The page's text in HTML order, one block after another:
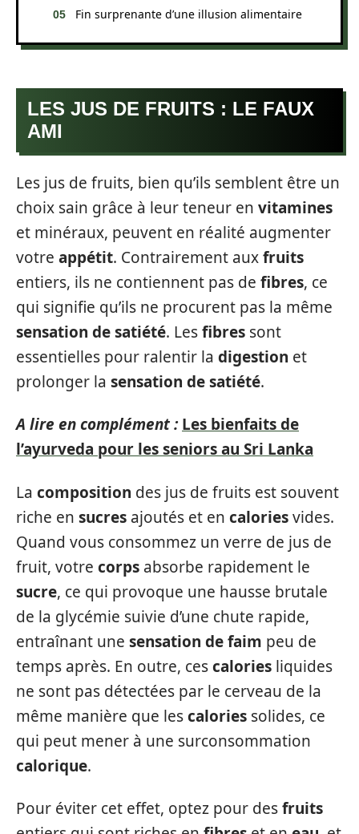
Fin surprenante d’une illusion alimentaire
LES JUS DE FRUITS : LE FAUX
AMI
Les jus de fruits, bien qu’ils semblent être un
choix sain grâce à leur teneur en vitamines
et minéraux, peuvent en réalité augmenter
votre appétit. Contrairement auxfruits
entiers, ils ne contiennent pas de fibres, ce
qui signifie qu’ils ne procurent pas la même
sensation de satiété. Lesfibres sont
essentielles pour ralentir la digestion et
prolonger la sensation de satiété.
A lire en complément : Les bienfaits de
l’ayurveda pour les seniors au Sri Lanka
La composition des jus de fruits est souvent
riche en sucres ajoutés et en caloriesvides.
Quand vous consommez un verre de jus de
fruit, votre corps absorbe rapidement le
sucre, ce qui provoque une hausse brutale
de la glycémie suivie d’une chute rapide,
entraînant une sensation de faim peu de
temps après. En outre, cescalories liquides
ne sont pas détectées par le cerveau de la
même manière que lescalories solides, ce
qui peut mener à une surconsommation
calorique.
Pour éviter cet effet, optez pour desfruits